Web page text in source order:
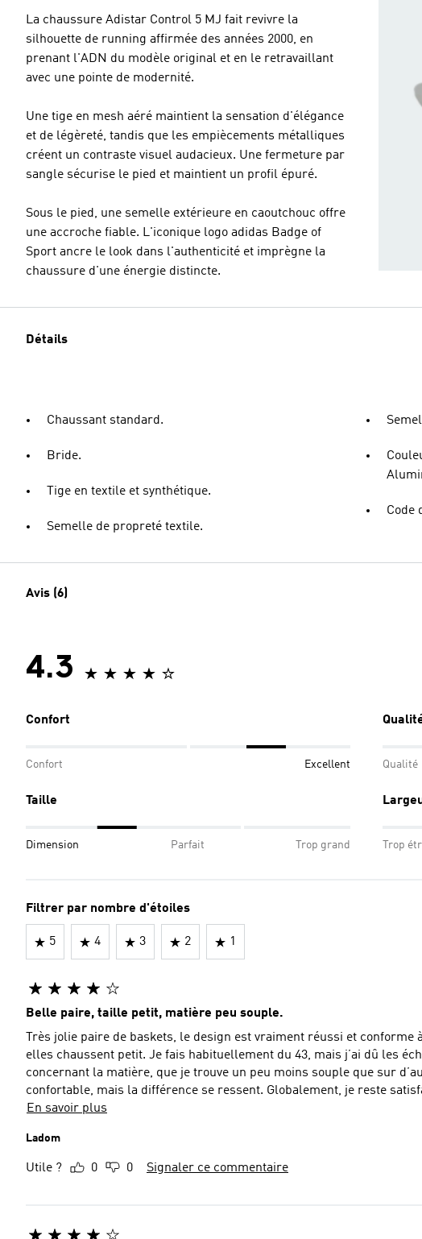
La chaussure Adistar Control 5 MJ fait revivre la
silhouette de running affirmée des années 2000, en
prenant l'ADN du modèle original et en le retravaillant
avec une pointe de modernité.
Une tige en mesh aéré maintient la sensation d'élégance
et de légèreté, tandis que les empiècements métalliques
créent un contraste visuel audacieux. Une fermeture par
sangle sécurise le pied et maintient un profil épuré.
Sous le pied, une semelle extérieure en caoutchouc offre
une accroche fiable. L'iconique logo adidas Badge of
Sport ancre le look dans l'authenticité et imprègne la
chaussure d'une énergie distincte.
Détails
Chaussant standard.
Bride.
Tige en textile et synthétique.
Semelle de propreté textile.
Code
Avis (6)
4.3
Confort
Confort Excellent Qualité
Taille
Dimension Parfait Trop grand Trop
Filtrer par nombre d'étoiles
5 4 3 2 1
Belle paire, taille petit, matière peu souple.
Très jolie paire de baskets, le design est vraiment réussi et
elles chaussent petit. Je fais habituellement du 43, mais j’ai dû les échanger pour un 44.
concernant la matière, que je trouve un peu moins souple que sur
confortable, mais la différence se ressent.
En savoir plus
Ladom
Utile ? 0 0 Signaler ce commentaire